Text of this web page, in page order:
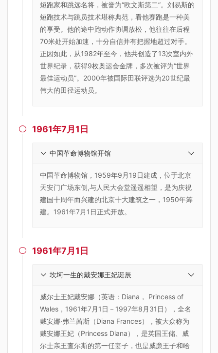
短跑家和跳远名将，被誉为“欧文斯第二”。刘易斯的
短跑技术与跳员技术堪称典范，看他赛跑是一种美
的享受。他的途中跑动作协调放松，他往往在后程
70米处开始加速，十分自信并有把握地超过对手。
正因如此，从1982年至今，他共创造了13次室内外
世界纪录，获得9枚奥运会金牌，多次被评为“世界
最佳运动员”。2000年被国际田联评选为20世纪最
伟大的田径运动员。
 1961年7月1日
中国革命博物馆开馆
中国革命博物馆，1959年9月19日建成，位于北京
天安门广场东侧,与人民大会堂遥遥相望，是为庆祝
建国十周年而兴建的北京十大建筑之一，1950年筹
建。1961年7月1日正式开放。
 1961年7月1日
坎坷一生的戴安娜王妃诞辰
威尔士王妃戴安娜（英语：Diana， Princess of
Wales，1961年7月1日－1997年8月31日），全名
戴安娜·弗兰茜斯（Diana Frances），被大众称为
戴安娜王妃（Princess Diana），是英国王储、威
尔士亲王查尔斯的第一任妻子，也是威廉王子和哈